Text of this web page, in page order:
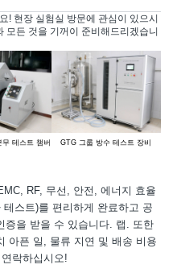
! 현장 실험실 방문에 관심이 있으시
모든 것을 기꺼이 준비해드리겠습니
테스트 챔버 GTG 그룹 방수 테스트 장비
RF, 무선, 안전, 에너지 효율
스트)를 편리하게 완료하고 공
증을 받을 수 있습니다. 랩. 또한
아픈 일, 물류 지연 및 배송 비용
락하십시오!